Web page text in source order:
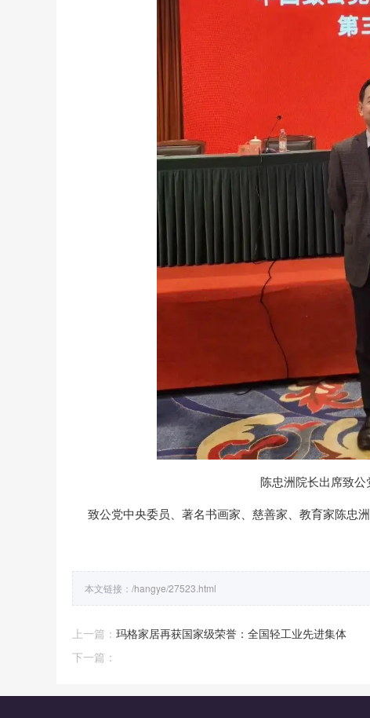
陈忠洲院长出席致
致公党中央委员、著名书画家、慈善家、教育家陈忠洲
本文链接： /hangye/27523.html
上一篇： 玛格家居再获国家级荣誉：全国轻工业先进集体
下一篇：